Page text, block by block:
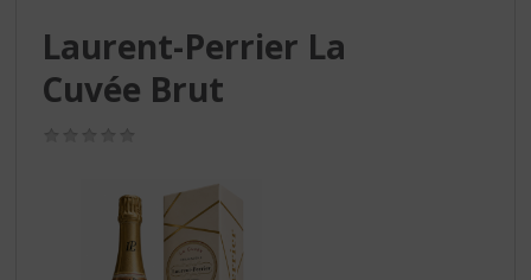
Laurent-Perrier La
Cuvée Brut